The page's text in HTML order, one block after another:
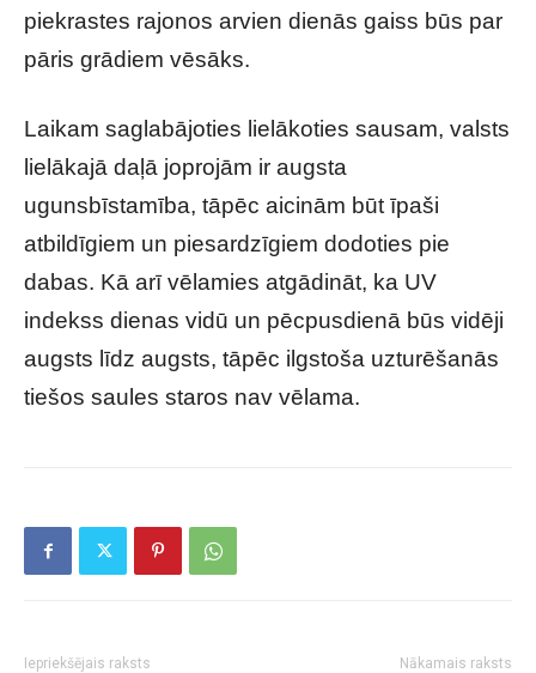
piekrastes rajonos arvien dienās gaiss būs par
pāris grādiem vēsāks.
Laikam saglabājoties lielākoties sausam, valsts
lielākajā daļā joprojām ir augsta
ugunsbīstamība, tāpēc aicinām būt īpaši
atbildīgiem un piesardzīgiem dodoties pie
dabas. Kā arī vēlamies atgādināt, ka UV
indekss dienas vidū un pēcpusdienā būs vidēji
augsts līdz augsts, tāpēc ilgstoša uzturēšanās
tiešos saules staros nav vēlama.
Iepriekšējais raksts Nākamais raksts